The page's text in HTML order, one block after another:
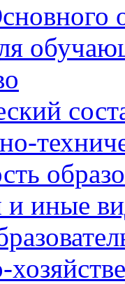
иные